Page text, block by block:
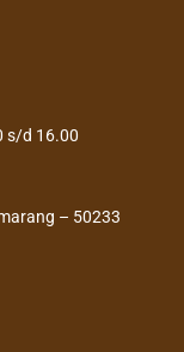
s/d 16.00
– 50233